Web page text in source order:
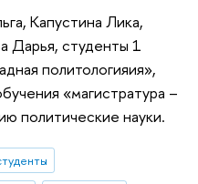
Капустина Лика,
Дарья, студенты 1
политологияия»,
«магистратура –
политические науки.